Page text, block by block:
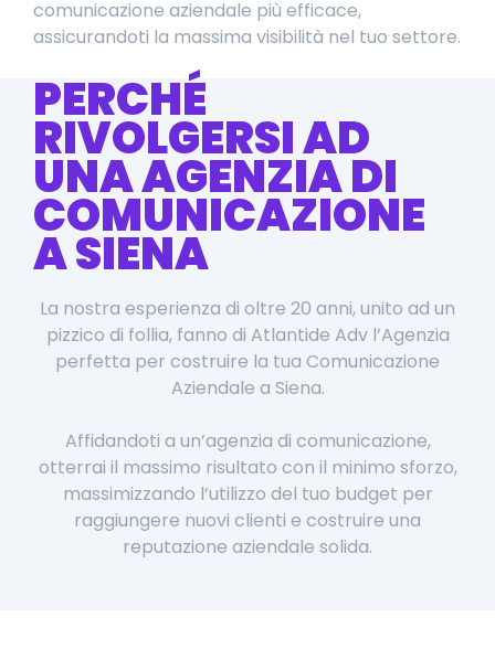
comunicazione aziendale più efficace,
assicurandoti la massima visibilità nel tuo settore.
PERCHÉ
RIVOLGERSI AD
UNA AGENZIA DI
COMUNICAZIONE
A SIENA
La nostra esperienza di oltre 20 anni, unito ad un
pizzico di follia, fanno di Atlantide Adv l’Agenzia
perfetta per costruire la tua Comunicazione
Aziendale a Siena.
Affidandoti a un’agenzia di comunicazione,
otterrai il massimo risultato con il minimo sforzo,
massimizzando l’utilizzo del tuo budget per
raggiungere nuovi clienti e costruire una
reputazione aziendale solida.